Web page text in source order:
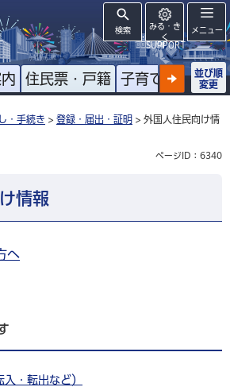
検索
みる・き
く
SUPPORT
メニュー
住民票・戸籍 子育て 高齢者
並び順
変更
・手続き > 登録・届出・証明 > 外国人住民向け情
ページID：6340
情報
へ
・転出など）